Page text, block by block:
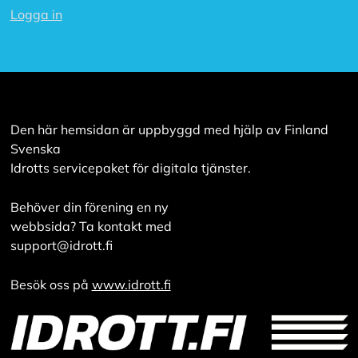
v
v
a
a
A
c
e
p
t
r
a
l
l
a
Logga in
Den här hemsidan är uppbyggd med hjälp av Finland
Svenska
Idrotts servicepaket för digitala tjänster.
Behöver din förening en ny
webbsida? Ta kontakt med
support@idrott.fi
Besök oss på www.idrott.fi